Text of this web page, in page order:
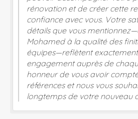
rénovation et de créer cette
confiance avec vous. Votre
détails que vous
Mohamed à la qualité des
équipes—reflètent
engagement auprès de
honneur de vous avoir
références et nous vous
longtemps de votre nouveau